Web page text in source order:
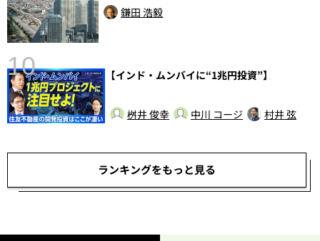
鎌田 浩毅
10 【インド・ムンバイに“1兆円投資”】
桝井 俊幸 中川 コージ 村井 弦
ランキングをもっと見る